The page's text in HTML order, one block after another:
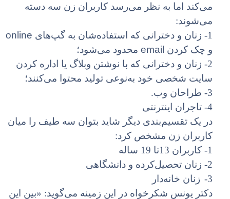
می‌کند اما به نظر می‌رسد کاربران زن سه دسته
می‌شوند:
1- زنان و دخترانی که استفاده‌شان به گپ‌های
online
و چک کردن emailمحدود می‌شود؛
2- زنان و دخترانی که با نوشتن وبلاگ یا اداره کردن
سایت شخصی خود به‌نوعی تولید محتوا می‌کنند؛
3- طراحان وب.
4- تاجران اینترنتی
در یک تقسیم‌بندی دیگر شاید بتوان سه طیف را میان
کاربران زن مشخص کرد:
1- کاربران 13تا 19 ساله
2- زنان تحصیل‌کرده و دانشگاهی
3-
زنان خانه‌دار
دکتر یونس شکرخواه در این زمینه می‌گوید: «بین این